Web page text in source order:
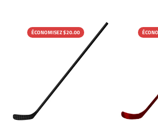
ÉCONOMISEZ $20.00